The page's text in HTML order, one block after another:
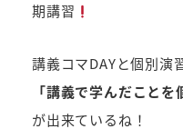
期講習
講義コマDAYと個別演
「講義で学んだこと
が出来ているね！